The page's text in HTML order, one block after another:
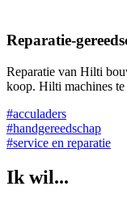
Reparatie-
Reparatie van Hilti
koop. Hilti machines
#acculaders
#handgereedschap
#service en reparatie
Ik wil...